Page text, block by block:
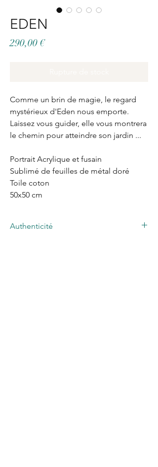
EDEN
290,00 €Prix
Comme un brin de magie, le regard
mystérieux d'Eden nous emporte.
Laissez vous guider, elle vous montrera
le chemin pour atteindre son jardin ...
Portrait Acrylique et fusain
Sublimé de feuilles de métal doré
Toile coton
50x50 cm
Authenticité